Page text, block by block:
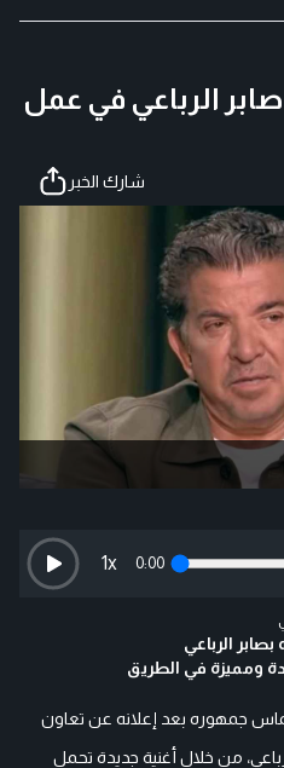
صابر الرباعي في عمل
شارك الخبر
0:00
1x
الرباعي
ومميزة في الطريق
جمهوره بعد إعلانه عن تعاون
من خلال أغنية جديدة تحمل